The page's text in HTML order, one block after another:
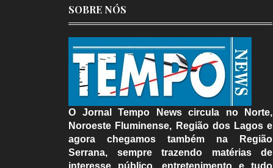
SOBRE NÓS
O Jornal Tempo News circula no Norte,
Noroeste Fluminense, Região dos Lagos e
agora chegamos também na Região
Serrana, sempre trazendo matérias de
interesse público, entretenimento e tudo